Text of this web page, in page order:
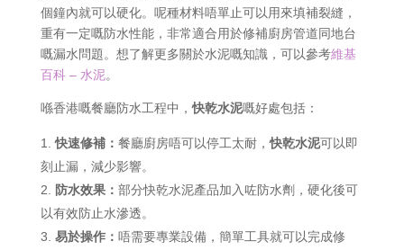
個鐘內就可以硬化。呢種材料唔單止可以用來填補裂縫，
重有一定嘅防水性能，非常適合用於修補廚房管道同地台
嘅漏水問題。想了解更多關於水泥嘅知識，可以參考維基
百科 – 水泥。
喺香港嘅餐廳防水工程中，快乾水泥嘅好處包括：
快速修補： 餐廳廚房唔可以停工太耐，快乾水泥可以即
刻止漏，減少影響。
防水效果： 部分快乾水泥產品加入咗防水劑，硬化後可
以有效防止水滲透。
易於操作： 唔需要專業設備，簡單工具就可以完成修